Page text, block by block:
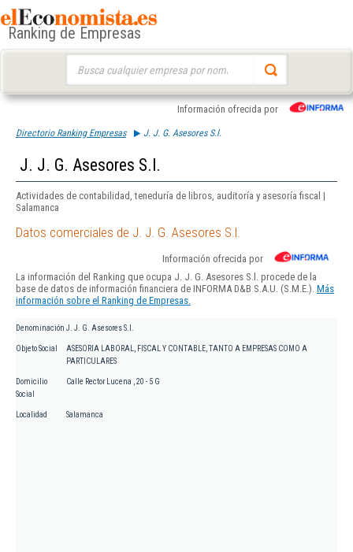
Ranking de Empresas
Información ofrecida por
Directorio Ranking Empresas J. J. G. Asesores S.l.
J. J. G. Asesores S.l.
Actividades de contabilidad, teneduría de libros, auditoría y asesoría fiscal |
Salamanca
Datos comerciales de J. J. G. Asesores S.l.
Información ofrecida por
La información del Ranking que ocupa J. J. G. Asesores S.l. procede de la
base de datos de información financiera de INFORMA D&B S.A.U. (S.M.E.). Más
información sobre el Ranking de Empresas.
Denominación J. J. G. Asesores S.l.
Objeto Social
ASESORIA LABORAL, FISCAL Y CONTABLE, TANTO A EMPRESAS COMO A
PARTICULARES
Domicilio
Social
Calle Rector Lucena , 20 - 5 G
Localidad Salamanca